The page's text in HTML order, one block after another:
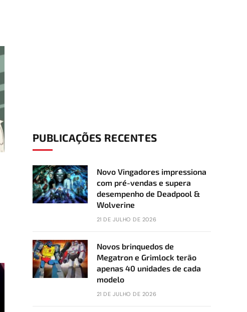
PUBLICAÇÕES RECENTES
Novo Vingadores impressiona
com pré-vendas e supera
desempenho de Deadpool &
Wolverine
21 DE JULHO DE 2026
Novos brinquedos de
Megatron e Grimlock terão
apenas 40 unidades de cada
modelo
21 DE JULHO DE 2026